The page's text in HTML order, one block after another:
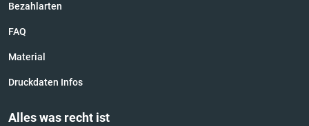
Bezahlarten
FAQ
Material
Druckdaten Infos
Alles was recht ist